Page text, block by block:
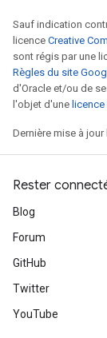
Sauf indication
licence Creative
sont régis par une
Règles du site
d'Oracle et/ou de
l'objet d'une
Dernière mise à
Rester
Blog
Forum
GitHub
Twitter
YouTube